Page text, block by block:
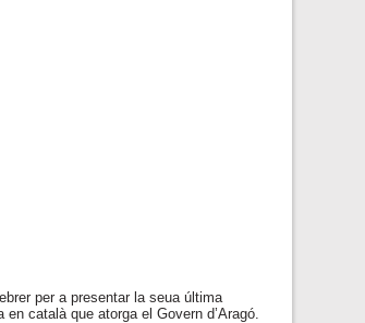
per a presentar la seua última
català que atorga el Govern d’Aragó.